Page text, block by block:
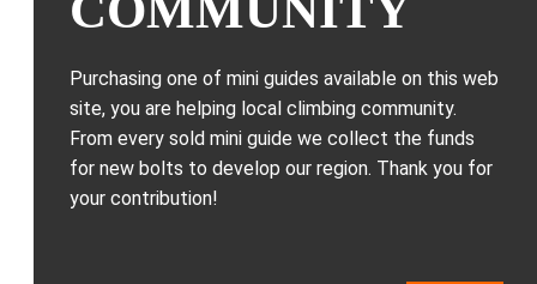
Purchasing one of mini guides available on this web
site, you are helping local climbing community.
From every sold mini guide we collect the funds
for new bolts to develop our region. Thank you for
your contribution!